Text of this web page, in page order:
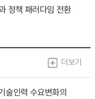
정책 패러다임 전환
더보기
술인력 수요변화의